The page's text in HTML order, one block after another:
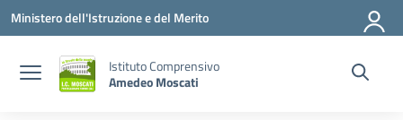
Vai ai contenuti
Vai al menu di navigazione
Vai al footer
Ministero dell'Istruzione e del Merito
Istituto Comprensivo
Amedeo Moscati